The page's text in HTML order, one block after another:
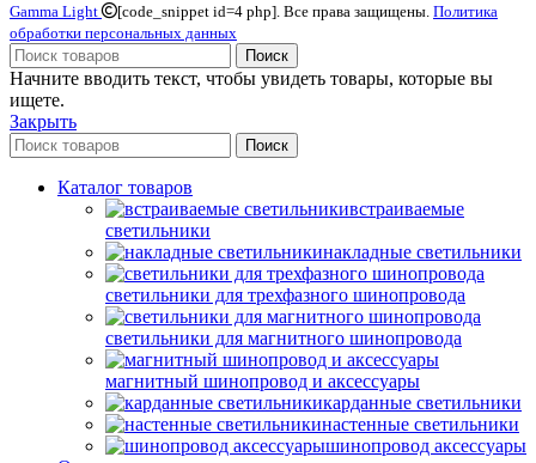
Gamma Light [code_snippet id=4 php]. Все права защищены. Политика
обработки персональных данных
Поиск
Начните вводить текст, чтобы увидеть товары, которые вы
ищете.
Закрыть
Поиск
Каталог товаров
встраиваемые
светильники
накладные светильники
светильники для трехфазного шинопровода
светильники для магнитного шинопровода
магнитный шинопровод и аксессуары
карданные светильники
настенные светильники
шинопровод аксессуары